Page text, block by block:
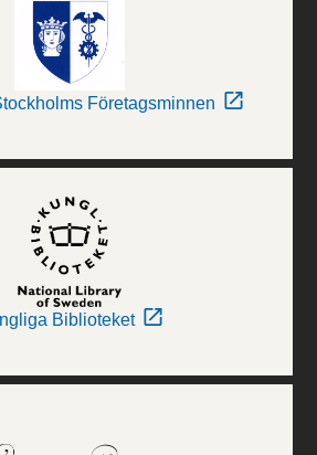
Företagsminnen
Biblioteket